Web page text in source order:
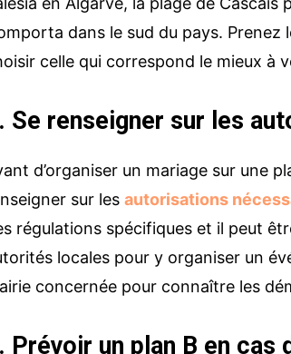
projet au Portugal
en !
dans le sud du pays.
celle qui correspond le mieux à
Se renseigner sur les
d’organiser un mariage sur une
sur lesautorisations
régulations spécifiques et il peut
locales pour y organiser un
concernée pour connaître les
Prévoir un plan B en cas